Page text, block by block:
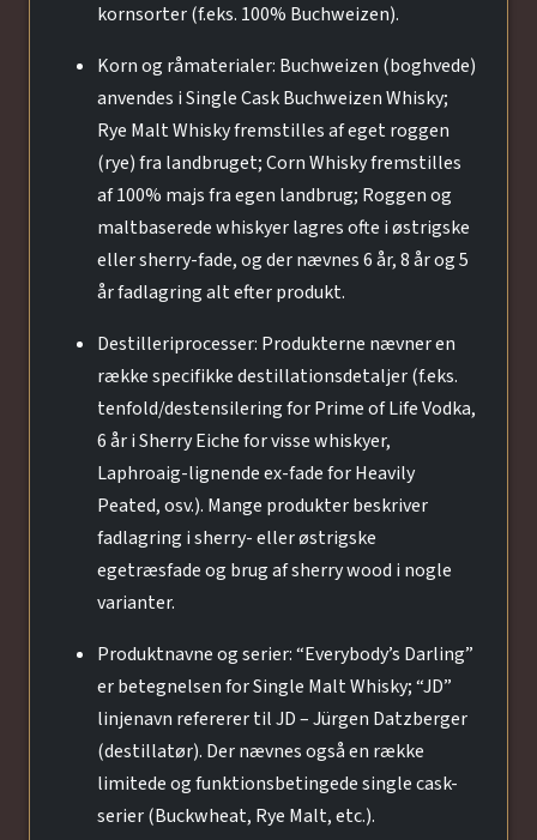
kornsorter (f.eks. 100% Buchweizen).
Korn og råmaterialer: Buchweizen (boghvede)
anvendes i Single Cask Buchweizen Whisky;
Rye Malt Whisky fremstilles af eget roggen
(rye) fra landbruget; Corn Whisky fremstilles
af 100% majs fra egen landbrug; Roggen og
maltbaserede whiskyer lagres ofte i østrigske
eller sherry-fade, og der nævnes 6 år, 8 år og 5
år fadlagring alt efter produkt.
Destilleriprocesser: Produkterne nævner en
række specifikke destillationsdetaljer (f.eks.
tenfold/destensilering for Prime of Life Vodka,
6 år i Sherry Eiche for visse whiskyer,
Laphroaig-lignende ex-fade for Heavily
Peated, osv.). Mange produkter beskriver
fadlagring i sherry- eller østrigske
egetræsfade og brug af sherry wood i nogle
varianter.
Produktnavne og serier: “Everybody’s Darling”
er betegnelsen for Single Malt Whisky; “JD”
linjenavn refererer til JD – Jürgen Datzberger
(destillatør). Der nævnes også en række
limitede og funktionsbetingede single cask-
serier (Buckwheat, Rye Malt, etc.).